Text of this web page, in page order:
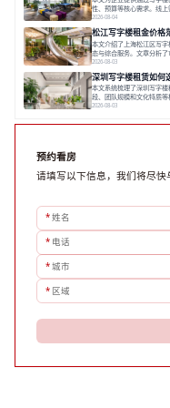
性、预算等核心需求。线
区产业生态与交通区位价值
进行线下实地验证，核对空
数字化时代，写字楼出租网
2026-08-04
松江写字楼租金价格
本文介绍了上海松江区写
态与综合服务。文章分析
空间。之后，以德必集团为
求与长期价值，选择匹配的
解该区域的写字楼市场概况
2026-08-03
深圳写字楼租赁如何
本文系统梳理了深圳写字
段、团队规模和文化特质
新活力强，前海具政策优势
款。选址是综合性战略决策
2026-08-03
预约看房
请填写以下信息，我们将尽快
*姓名
* 电话
*城市
* 区域